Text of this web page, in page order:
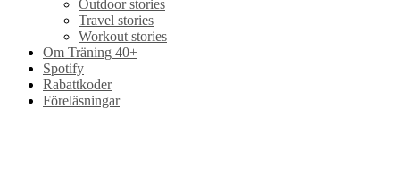
Outdoor stories
Travel stories
Workout stories
Om Träning 40+
Spotify
Rabattkoder
Föreläsningar